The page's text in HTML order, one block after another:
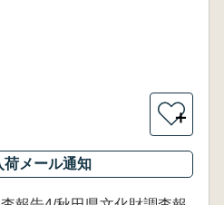
＋
荷メール通知